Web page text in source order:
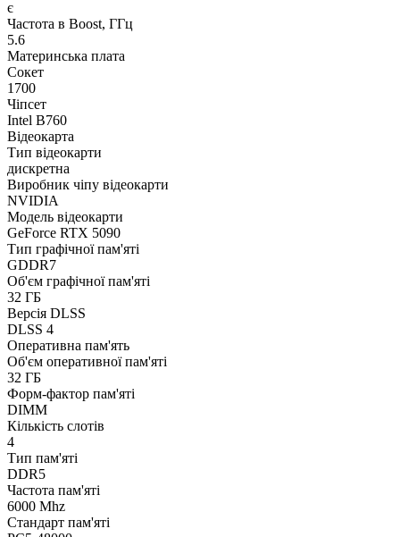
є
Частота в Boost, ГГц
5.6
Материнська плата
Сокет
1700
Чіпсет
Intel B760
Відеокарта
Тип відеокарти
дискретна
Виробник чіпу відеокарти
NVIDIA
Модель відеокарти
GeForce RTX 5090
Тип графічної пам'яті
GDDR7
Об'єм графічної пам'яті
32 ГБ
Версія DLSS
DLSS 4
Оперативна пам'ять
Об'єм оперативної пам'яті
32 ГБ
Форм-фактор пам'яті
DIMM
Кількість слотів
4
Тип пам'яті
DDR5
Частота пам'яті
6000 Mhz
Стандарт пам'яті